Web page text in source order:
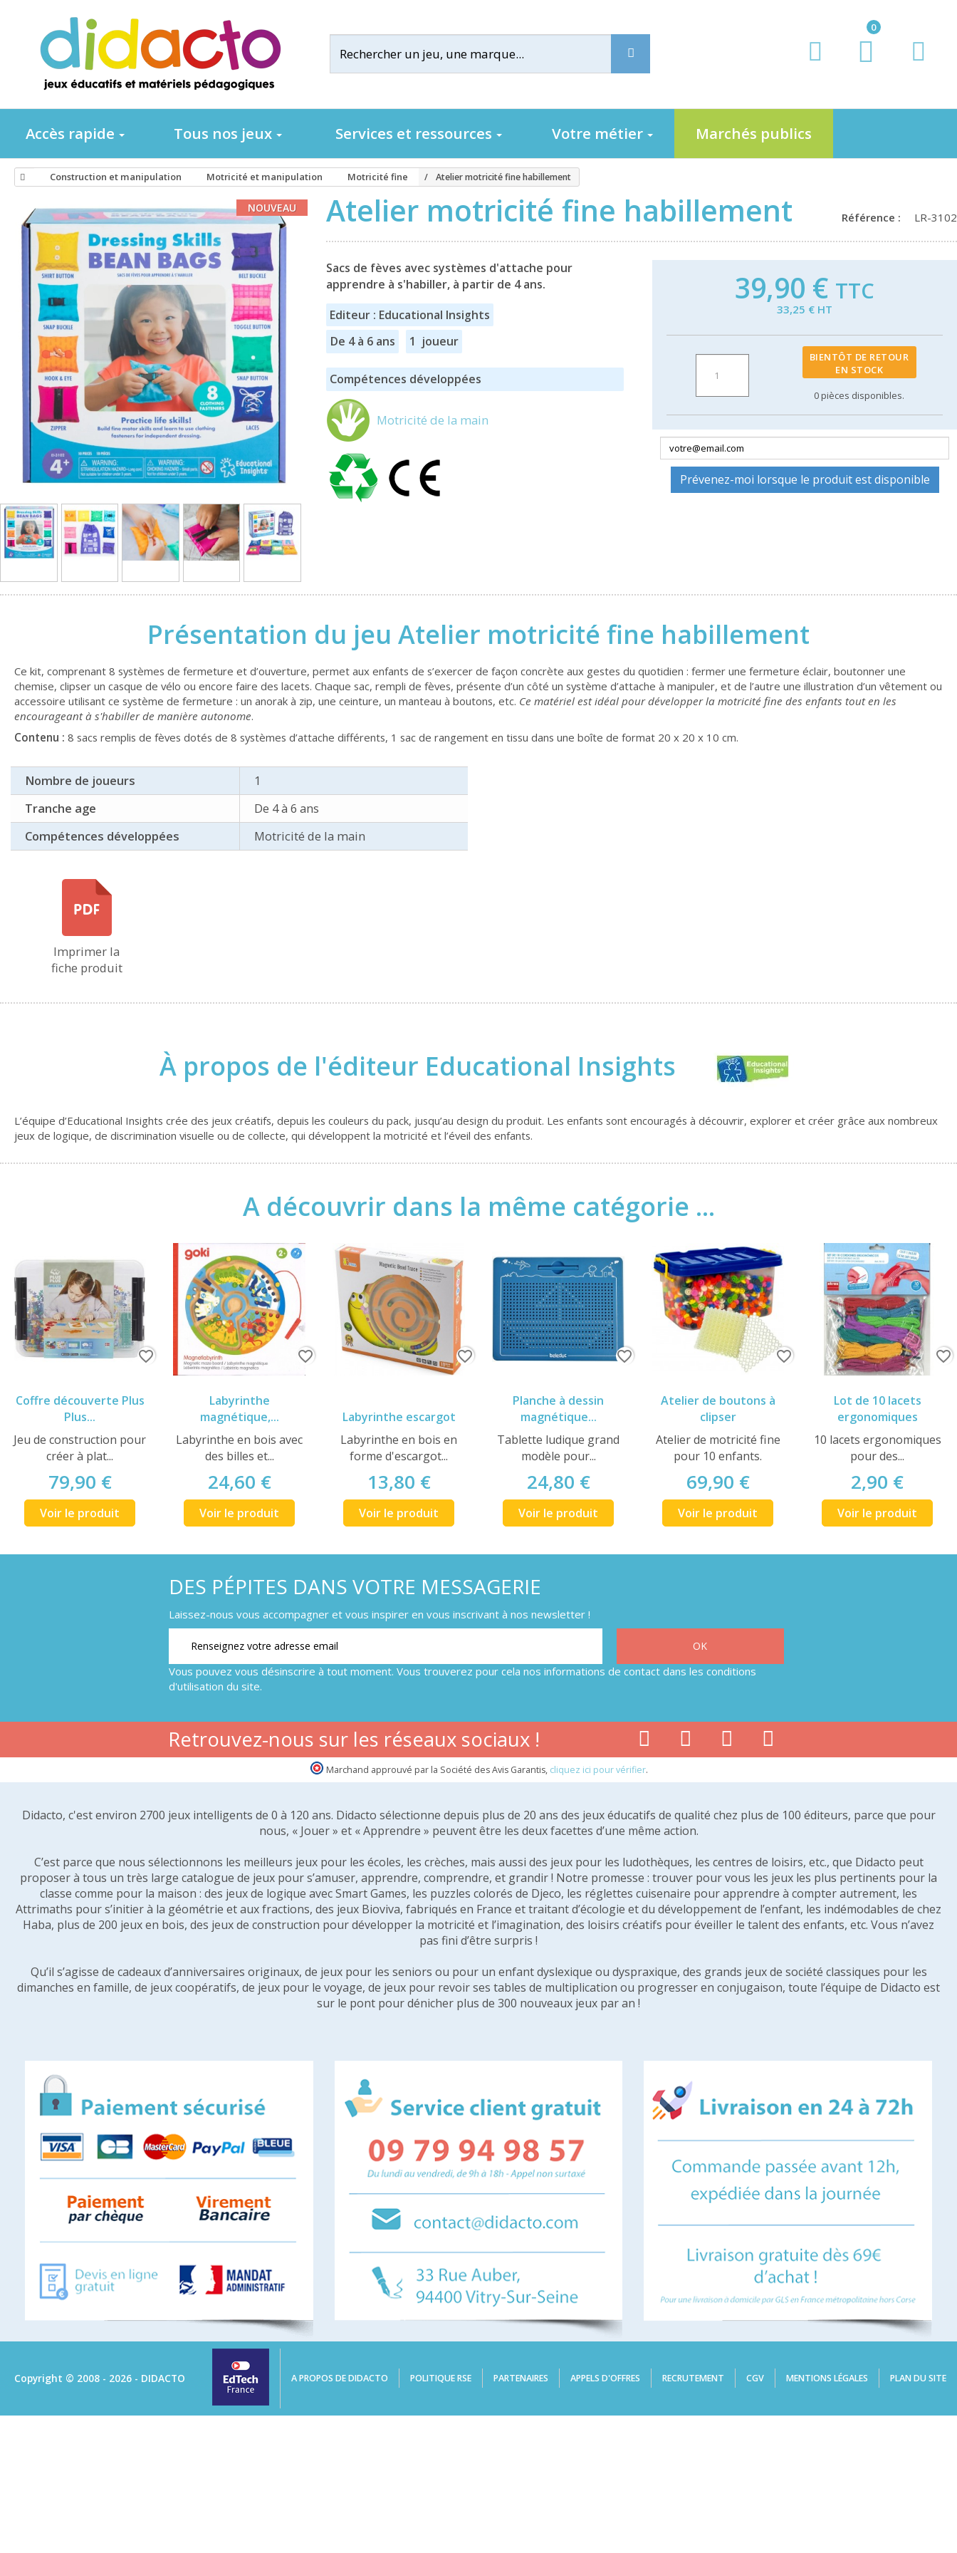
0
Accès rapide Tous nos jeux Services et ressources Votre métier Marchés publics
Construction et manipulation Motricité et manipulation Motricité fine Atelier motricité fine habillement
NOUVEAU Atelier motricité fine habillement Référence : LR-3102
Sacs de fèves avec systèmes d'attache pour
apprendre à s'habiller, à partir de 4 ans.
Editeur : Educational Insights
De 4 à 6 ans
1 joueur
Compétences développées
Motricité de la main
39,90 € TTC
33,25 € HT
BIENTÔT DE RETOUR
EN STOCK
0pièces disponibles.
Prévenez-moi lorsque le produit est disponible
Présentation du jeu Atelier motricité fine habillement
Ce kit, comprenant 8 systèmes de fermeture et d’ouverture, permet aux enfants de s’exercer de façon concrète aux gestes du quotidien : fermer une fermeture éclair, boutonner une
chemise, clipser un casque de vélo ou encore faire des lacets. Chaque sac, rempli de fèves, présente d’un côté un système d’attache à manipuler, et de l’autre une illustration d’un vêtement ou
accessoire utilisant ce système de fermeture : un anorak à zip, une ceinture, un manteau à boutons, etc. Ce matériel est idéal pour développer la motricité fine des enfants tout en les
encourageant à s'habiller de manière autonome.
Contenu : 8 sacs remplis de fèves dotés de 8 systèmes d’attache différents, 1 sac de rangement en tissu dans une boîte de format 20 x 20 x 10 cm.
Nombre de joueurs
1
Tranche age
De 4 à 6 ans
Compétences développées
Motricité de la main
Imprimer la
fiche produit
À propos de l'éditeur Educational Insights
L’équipe d’Educational Insights crée des jeux créatifs, depuis les couleurs du pack, jusqu’au design du produit. Les enfants sont encouragés à découvrir, explorer et créer grâce aux nombreux
jeux de logique, de discrimination visuelle ou de collecte, qui développent la motricité et l’éveil des enfants.
A découvrir dans la même catégorie ...
Coffre découverte Plus
Plus...
Jeu de construction pour
créer à plat...
79,90 €
Voir le produit
favorite_border
Labyrinthe
magnétique,...
Labyrinthe en bois avec
des billes et...
24,60 €
Voir le produit
favorite_border
Labyrinthe escargot
Labyrinthe en bois en
forme d'escargot...
13,80 €
Voir le produit
favorite_border
Planche à dessin
magnétique...
Tablette ludique grand
modèle pour...
24,80 €
Voir le produit
favorite_border
Atelier de boutons à
clipser
Atelier de motricité fine
pour 10 enfants.
69,90 €
Voir le produit
favorite_border
Lot de 10 lacets
ergonomiques
10 lacets ergonomiques
pour des...
2,90 €
Voir le produit
favorite_border
DES PÉPITES DANS VOTRE MESSAGERIE
Laissez-nous vous accompagner et vous inspirer en vous inscrivant à nos newsletter !
Vous pouvez vous désinscrire à tout moment. Vous trouverez pour cela nos informations de contact dans les conditions
d'utilisation du site.
Retrouvez-nous sur les réseaux sociaux !
Marchand approuvé par la Société des Avis Garantis, cliquez ici pour vérifier.
Didacto, c'est environ 2700 jeux intelligents de 0 à 120 ans. Didacto sélectionne depuis plus de 20 ans des jeux éducatifs de qualité chez plus de 100 éditeurs, parce que pour
nous, « Jouer » et « Apprendre » peuvent être les deux facettes d’une même action.
C’est parce que nous sélectionnons les meilleurs jeux pour les écoles, les crèches, mais aussi des jeux pour les ludothèques, les centres de loisirs, etc., que Didacto peut
proposer à tous un très large catalogue de jeux pour s’amuser, apprendre, comprendre, et grandir ! Notre promesse : trouver pour vous les jeux les plus pertinents pour la
classe comme pour la maison : des jeux de logique avec Smart Games, les puzzles colorés de Djeco, les réglettes cuisenaire pour apprendre à compter autrement, les
Attrimaths pour s’initier à la géométrie et aux fractions, des jeux Bioviva, fabriqués en France et traitant d’écologie et du développement de l’enfant, les indémodables de chez
Haba, plus de 200 jeux en bois, des jeux de construction pour développer la motricité et l’imagination, des loisirs créatifs pour éveiller le talent des enfants, etc. Vous n’avez
pas fini d’être surpris !
Qu’il s’agisse de cadeaux d’anniversaires originaux, de jeux pour les seniors ou pour un enfant dyslexique ou dyspraxique, des grands jeux de société classiques pour les
dimanches en famille, de jeux coopératifs, de jeux pour le voyage, de jeux pour revoir ses tables de multiplication ou progresser en conjugaison, toute l’équipe de Didacto est
sur le pont pour dénicher plus de 300 nouveaux jeux par an !
Copyright © 2008 - 2026 - DIDACTO A PROPOS DE DIDACTO POLITIQUE RSE PARTENAIRES APPELS D'OFFRES RECRUTEMENT CGV MENTIONS LÉGALES PLAN DU SITE